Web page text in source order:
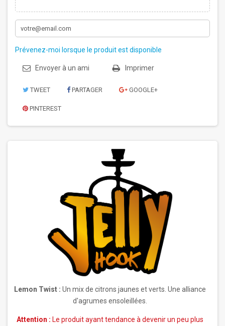
Prévenez-moi lorsque le produit est disponible
Envoyer à un ami Imprimer
TWEET PARTAGER GOOGLE+
PINTEREST
Lemon Twist : Un mix de citrons jaunes et verts. Une alliance
d'agrumes ensoleillées.
Attention : Le produit ayant tendance à devenir un peu plus